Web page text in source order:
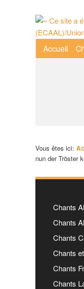
Menu
principal
Accueil
Vous êtes ici:
nun der Tröster
Chants
Chants
Chants
Chants
Chants
Chants